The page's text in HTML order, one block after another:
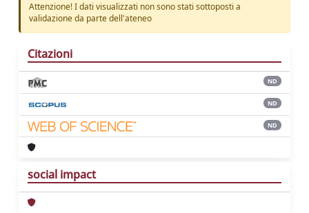
Attenzione! I dati visualizzati non sono stati sottoposti a
validazione da parte dell'ateneo
Citazioni
ND
ND
ND
social impact